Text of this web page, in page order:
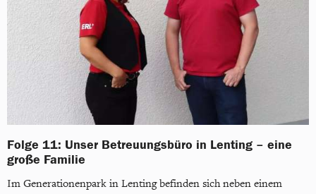
Folge 11: Unser Betreuungsbüro in Lenting – eine
große Familie
Im Generationenpark in Lenting befinden sich neben einem